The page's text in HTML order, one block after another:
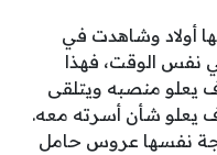
أولاد وشاهدت في
نفس الوقت، فهذا
يعلو منصبه ويتلقى
يعلو شأن أسرته معه.
نفسها عروس حامل